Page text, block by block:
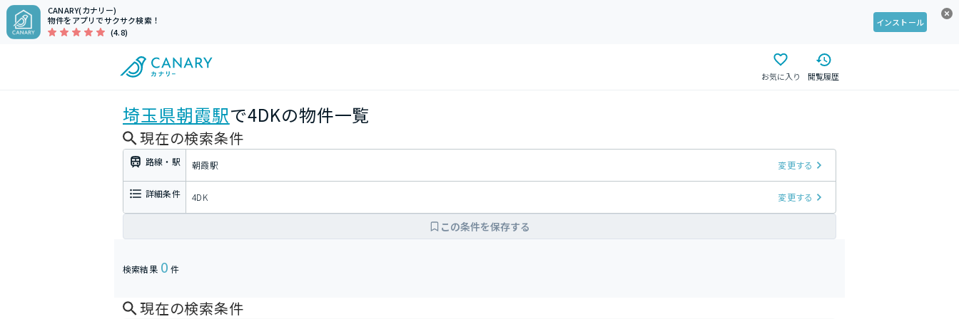
CANARY(カナリー)
物件をアプリでサクサク検索！
(4.8)
インストール
お気に入り 閲覧履歴
埼玉県朝霞駅で4DKの物件一覧
現在の検索条件
路線・駅 朝霞駅 変更する
詳細条件 4DK 変更する
この条件を保存する
検索結果 0 件
現在の検索条件